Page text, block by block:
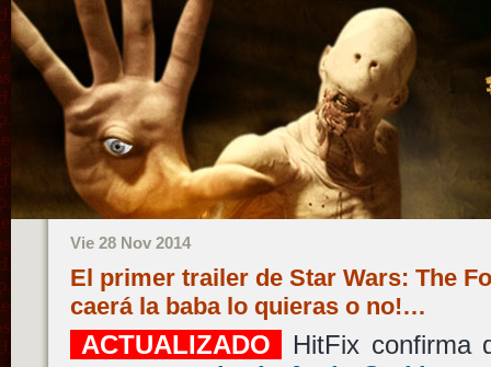
Vie 28 Nov 2014
El primer trailer de Star Wars: The
caerá la baba lo quieras o no!…
ACTUALIZADO
HitFix confirma